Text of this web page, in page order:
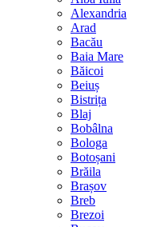
Alexandria
Arad
Bacău
Baia Mare
Băicoi
Beiuș
Bistrița
Blaj
Bobâlna
Bologa
Botoșani
Brăila
Brașov
Breb
Brezoi